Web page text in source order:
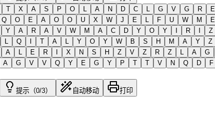
T X A S P O L A N D C L G V G R E
Q O E A O O U X W J E L F U W M E
Y A R A V W M A C D Y O Y I R I Z
L Q I T A L Y O Y W B S H M A Y Z
A L E R I X N S H Z V Z R Z L A G
A G V V Q Y E G Y P T T V N Q D F
提示（0/3） 自动移动 打印